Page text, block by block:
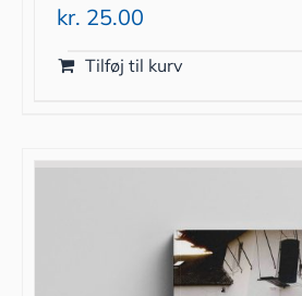
kr. 25.00
Tilføj til kurv